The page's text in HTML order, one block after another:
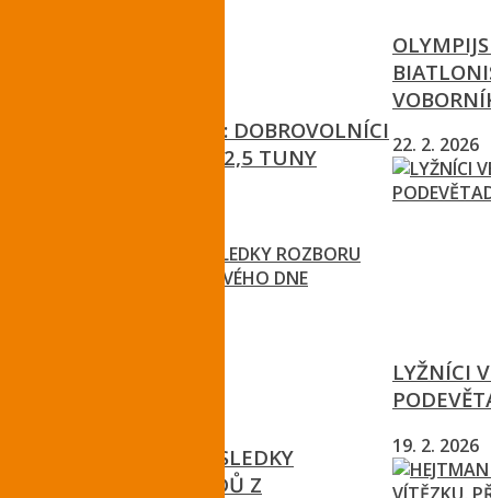
ČISTÉ KRKONOŠE: DOBROVOLNÍCI
Z HOR SESBÍRALI 2,5 TUNY
TURNOV ZNÁ VÝSLEDKY
ROZBORU ODPADŮ Z
22. 2. 2026
LYŽNÍCI
19. 2. 2026